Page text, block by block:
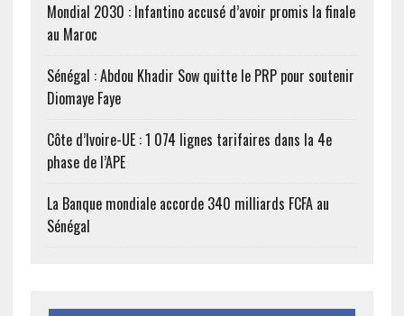
Mondial 2030 : Infantino accusé d’avoir promis la finale
au Maroc
Sénégal : Abdou Khadir Sow quitte le PRP pour soutenir
Diomaye Faye
Côte d’Ivoire-UE : 1 074 lignes tarifaires dans la 4e
phase de l’APE
La Banque mondiale accorde 340 milliards FCFA au
Sénégal